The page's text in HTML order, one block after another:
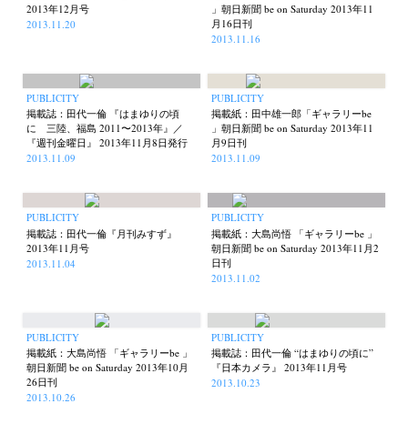
2013年12月号
2013.11.20
」朝日新聞 be on Saturday 2013年11
月16日刊
2013.11.16
PUBLICITY
掲載誌：田代一倫 『はまゆりの頃
に 三陸、福島 2011〜2013年』／
『週刊金曜日』 2013年11月8日発行
2013.11.09
PUBLICITY
掲載紙：田中雄一郎「ギャラリーbe
」朝日新聞 be on Saturday 2013年11
月9日刊
2013.11.09
PUBLICITY
掲載誌：田代一倫『月刊みすず』
2013年11月号
2013.11.04
PUBLICITY
掲載紙：大島尚悟 「ギャラリーbe 」
朝日新聞 be on Saturday 2013年11月2
日刊
2013.11.02
PUBLICITY
掲載紙：大島尚悟 「ギャラリーbe 」
朝日新聞 be on Saturday 2013年10月
26日刊
2013.10.26
PUBLICITY
掲載誌：田代一倫 “はまゆりの頃に”
『日本カメラ』 2013年11月号
2013.10.23